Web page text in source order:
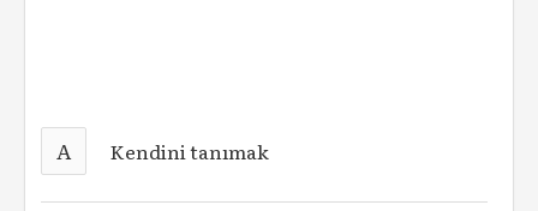
A Kendini tanımak